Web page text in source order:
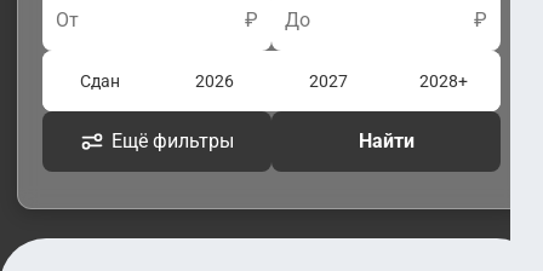
От ₽ До ₽
Сдан 2026 2027 2028+
Ещё фильтры Найти